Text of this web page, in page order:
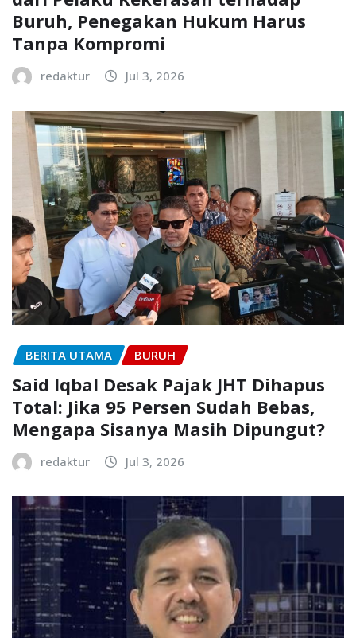
Buruh, Penegakan Hukum Harus
Tanpa Kompromi
redaktur Jul 3, 2026
BERITA UTAMA BURUH
Said Iqbal Desak Pajak JHT Dihapus
Total: Jika 95 Persen Sudah Bebas,
Mengapa Sisanya Masih Dipungut?
redaktur Jul 3, 2026